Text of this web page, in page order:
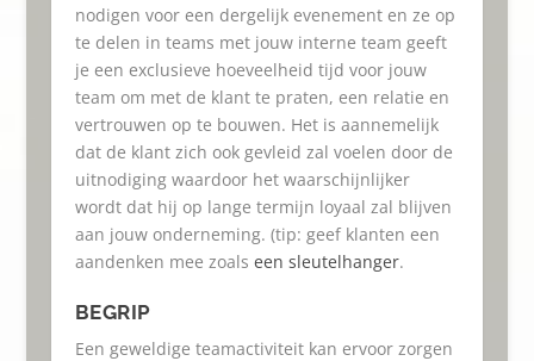
nodigen voor een dergelijk evenement en ze op
te delen in teams met jouw interne team geeft
je een exclusieve hoeveelheid tijd voor jouw
team om met de klant te praten, een relatie en
vertrouwen op te bouwen. Het is aannemelijk
dat de klant zich ook gevleid zal voelen door de
uitnodiging waardoor het waarschijnlijker
wordt dat hij op lange termijn loyaal zal blijven
aan jouw onderneming. (tip: geef klanten een
aandenken mee zoals een sleutelhanger.
BEGRIP
Een geweldige teamactiviteit kan ervoor zorgen